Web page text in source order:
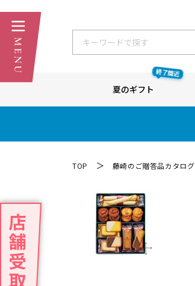
夏のギフト
終了間近
TOP ＞ 藤崎のご贈答品カタログ